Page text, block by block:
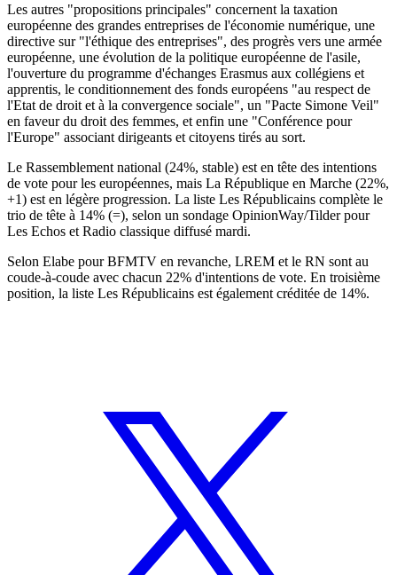
Les autres "propositions principales" concernent la taxation
européenne des grandes entreprises de l'économie numérique, une
directive sur "l'éthique des entreprises", des progrès vers une armée
européenne, une évolution de la politique européenne de l'asile,
l'ouverture du programme d'échanges Erasmus aux collégiens et
apprentis, le conditionnement des fonds européens "au respect de
l'Etat de droit et à la convergence sociale", un "Pacte Simone Veil"
en faveur du droit des femmes, et enfin une "Conférence pour
l'Europe" associant dirigeants et citoyens tirés au sort.
Le Rassemblement national (24%, stable) est en tête des intentions
de vote pour les européennes, mais La République en Marche (22%,
+1) est en légère progression. La liste Les Républicains complète le
trio de tête à 14% (=), selon un sondage OpinionWay/Tilder pour
Les Echos et Radio classique diffusé mardi.
Selon Elabe pour BFMTV en revanche, LREM et le RN sont au
coude-à-coude avec chacun 22% d'intentions de vote. En troisième
position, la liste Les Républicains est également créditée de 14%.